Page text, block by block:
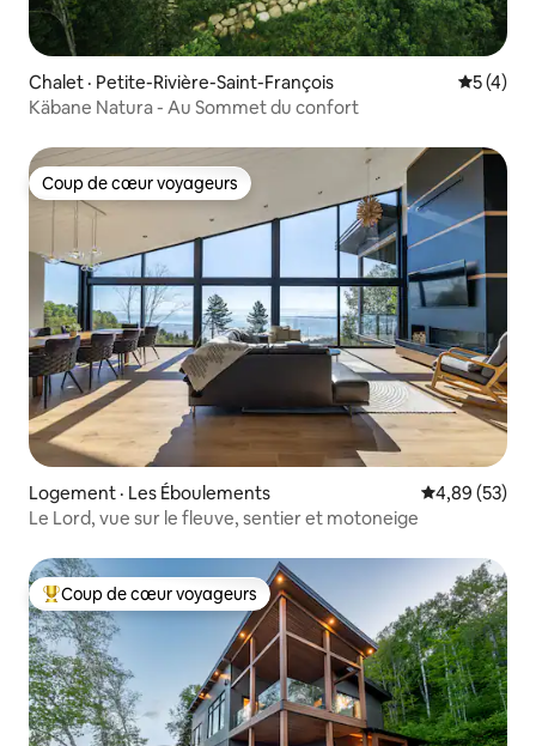
Chalet · Petite-Rivière-Saint-François Note
5 (4)
Käbane Natura - Au Sommet du confort
Coup de cœur voyageurs
Coup de cœur voyageurs
Logement · Les Éboulements Note
4,89 (53)
Le Lord, vue sur le fleuve, sentier et motoneige
Coup de cœur voyageurs parmi les plus aimés
Coup de cœur voyageurs